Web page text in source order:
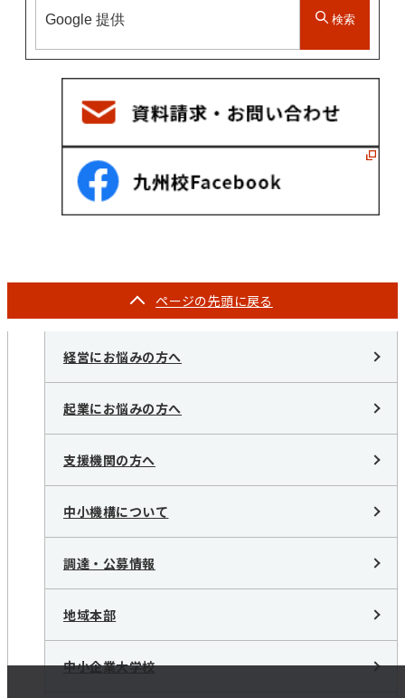
検索
ページの先頭に戻る
経営にお悩みの方へ
起業にお悩みの方へ
支援機関の方へ
中小機構について
調達・公募情報
地域本部
中小企業大学校